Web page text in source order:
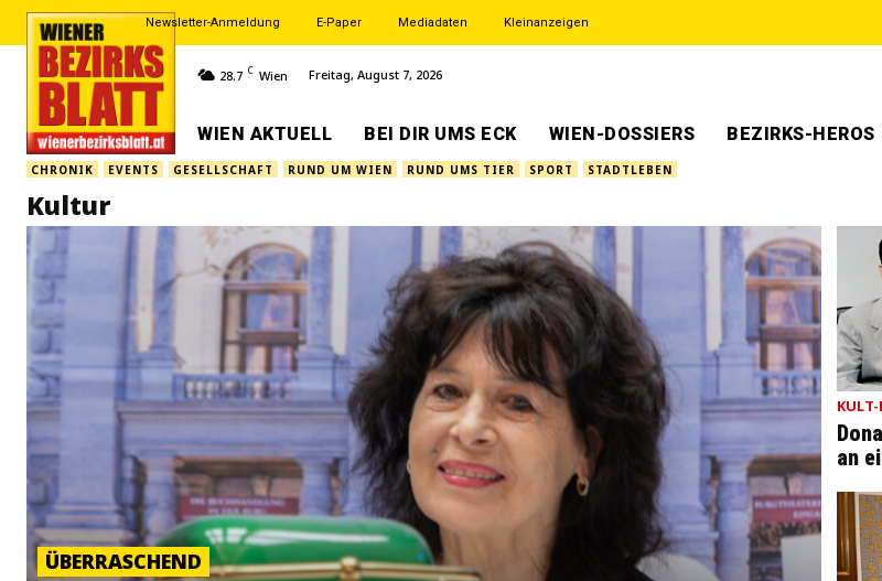
Newsletter-Anmeldung E-Paper Mediadaten Kleinanzeigen
28.7 C Wien Freitag, August 7, 2026
WIEN AKTUELL BEI DIR UMS ECK WIEN-DOSSIERS BEZIRKS-HEROS
CHRONIK EVENTS GESELLSCHAFT RUND UM WIEN RUND UMS TIER SPORT STADTLEBEN
Kultur
ÜBERRASCHEND
an